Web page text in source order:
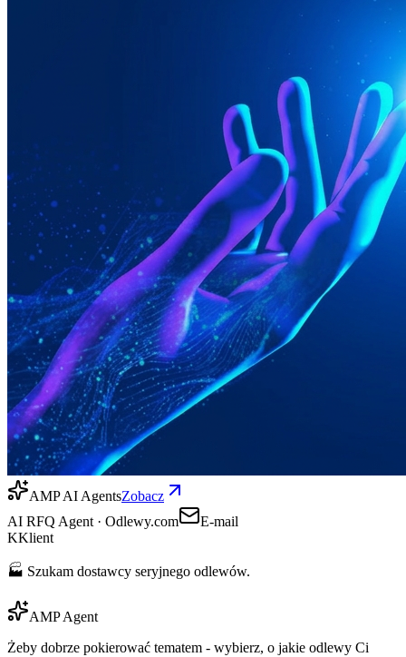
AMP AI AgentsZobacz
AI RFQ Agent · Odlewy.com
E-mail
KKlient
🏭 Szukam dostawcy seryjnego odlewów.
AMP Agent
Żeby dobrze pokierować tematem - wybierz, o jakie odlewy Ci